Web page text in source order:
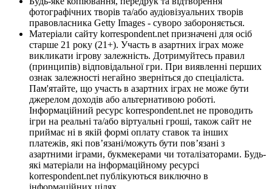
фотографічних творів та/або аудіовізуальних творів
правовласника Getty Images - суворо забороняється.
Матеріали сайту korrespondent.net призначені для осіб
старше 21 року (21+). Участь в азартних іграх може
викликати ігрову залежність. Дотримуйтесь правил
(принципів) відповідальної гри. При виявленні перших
ознак залежності негайно зверніться до спеціаліста.
Пам'ятайте, що участь в азартних іграх не може бути
джерелом доходів або альтернативою роботі.
Інформаційний ресурс korrespondent.net не проводить
ігри на реальні та/або віртуальні гроші, також сайт не
приймає ні в якій формі оплату ставок та інших
платежів, які пов’язані/можуть бути пов’язані з
азартними іграми, букмекерами чи тоталізаторами. Будь-
які матеріали на інформаційному ресурсі
korrespondent.net публікуються виключно в
інформаційних цілях.